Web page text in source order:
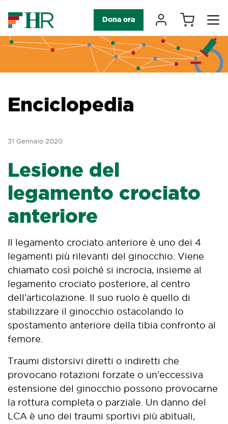
Navigazione principale
Dona ora Il mioCarrello
Enciclopedia
31 Gennaio 2020
Lesione del
legamento crociato
anteriore
Il legamento crociato anteriore è uno dei 4
legamenti più rilevanti del ginocchio. Viene
chiamato così poiché si incrocia, insieme al
legamento crociato posteriore, al centro
dell’articolazione. Il suo ruolo è quello di
stabilizzare il ginocchio ostacolando lo
spostamento anteriore della tibia confronto al
femore.
Traumi distorsivi diretti o indiretti che
provocano rotazioni forzate o un’eccessiva
estensione del ginocchio possono provocarne
la rottura completa o parziale. Un danno del
LCA è uno dei traumi sportivi più abituali,